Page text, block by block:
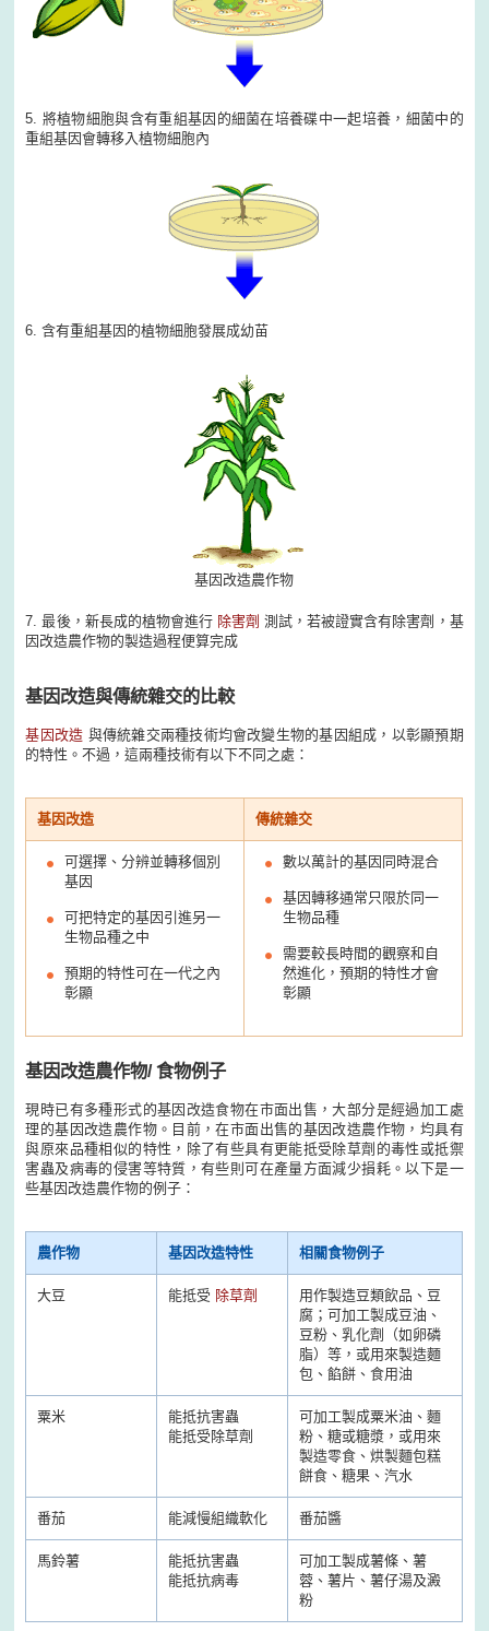
5. 將植物細胞與含有重組基因的細菌在培養碟中一起培養，細菌中的
重組基因會轉移入植物細胞內
6. 含有重組基因的植物細胞發展成幼苗
基因改造農作物
7. 最後，新長成的植物會進行除害劑 測試，若被證實含有除害劑，基
因改造農作物的製造過程便算完成
基因改造與傳統雜交的比較
基因改造 與傳統雜交兩種技術均會改變生物的基因組成，以彰顯預期
的特性。不過，這兩種技術有以下不同之處：
基因改造 傳統雜交
可選擇、分辨並轉移個別
基因
可把特定的基因引進另一
生物品種之中
預期的特性可在一代之內
彰顯
數以萬計的基因同時混合
基因轉移通常只限於同一
生物品種
需要較長時間的觀察和自
然進化，預期的特性才會
彰顯
基因改造農作物/ 食物例子
現時已有多種形式的基因改造食物在市面出售，大部分是經過加工處
理的基因改造農作物。目前，在市面出售的基因改造農作物，均具有
與原來品種相似的特性，除了有些具有更能抵受除草劑的毒性或抵禦
害蟲及病毒的侵害等特質，有些則可在產量方面減少損耗。以下是一
些基因改造農作物的例子：
農作物 基因改造特性 相關食物例子
大豆 能抵受 除草劑
用作製造豆類飲品、豆
腐；可加工製成豆油、
豆粉、乳化劑（如卵磷
脂）等，或用來製造麵
包、餡餅、食用油
粟米
能抵抗害蟲
能抵受除草劑
可加工製成粟米油、麵
粉、糖或糖漿，或用來
製造零食、烘製麵包糕
餅食、糖果、汽水
番茄 能減慢組織軟化 番茄醬
馬鈴薯
能抵抗害蟲
能抵抗病毒
可加工製成薯條、薯
蓉、薯片、薯仔湯及澱
粉